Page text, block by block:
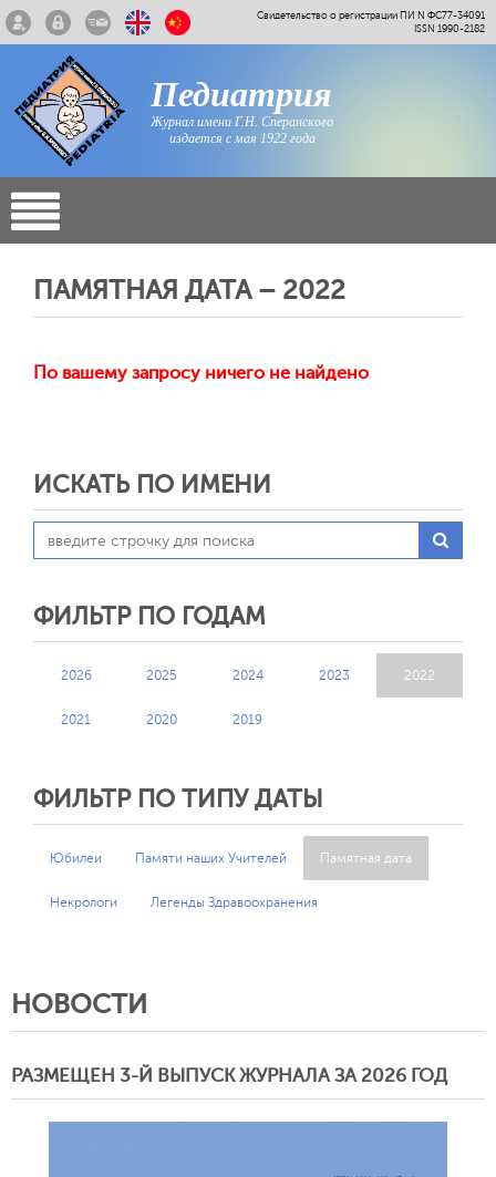
Свидетельство о регистрации ПИ N ФС77-34091
ISSN 1990-2182
Педиатрия
Журнал имени Г.Н. Сперанского
издается с мая 1922 года
ПАМЯТНАЯ ДАТА – 2022
По вашему запросу ничего не найдено
ИСКАТЬ ПО ИМЕНИ
ФИЛЬТР ПО ГОДАМ
2026 2025 2024 2023 2022
2021 2020 2019
ФИЛЬТР ПО ТИПУ ДАТЫ
Юбилеи Памяти наших Учителей Памятная дата
Некрологи Легенды Здравоохранения
НОВОСТИ
РАЗМЕЩЕН 3-Й ВЫПУСК ЖУРНАЛА ЗА 2026 ГОД